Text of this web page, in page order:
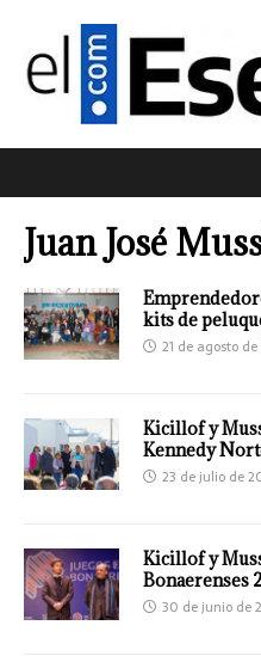
Juan José
kits de
21 de agosto
Kicillof y
Kennedy
23 de julio de
Kicillof y
Bonaerenses
30 de junio de